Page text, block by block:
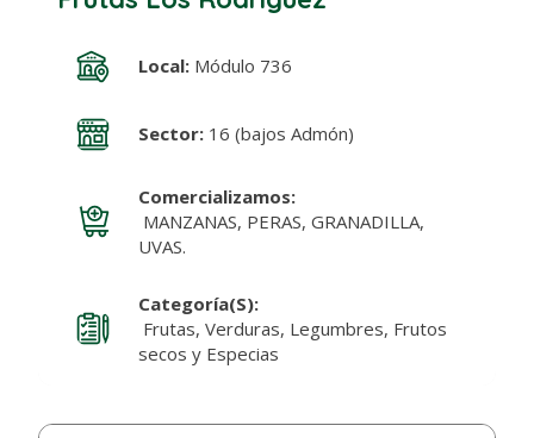
Local:Módulo 736
Sector:16 (bajos Admón)
Comercializamos:
MANZANAS, PERAS, GRANADILLA,
UVAS.
Categoría(s):
Frutas, Verduras, Legumbres, Frutos
secos y Especias